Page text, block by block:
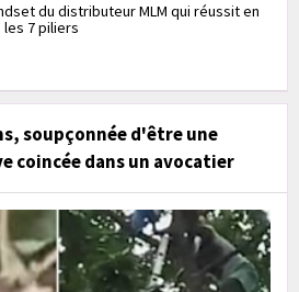
du distributeur MLM qui réussit en
les 7 piliers
soupçonnée d'être une
coincée dans un avocatier